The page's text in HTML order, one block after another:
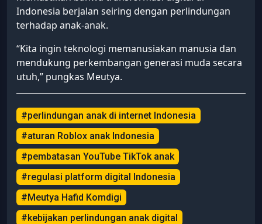
Indonesia berjalan seiring dengan perlindungan
terhadap anak-anak.
“Kita ingin teknologi memanusiakan manusia dan
mendukung perkembangan generasi muda secara
utuh,” pungkas Meutya.
#perlindungan anak di internet Indonesia
#aturan Roblox anak Indonesia
#pembatasan YouTube TikTok anak
#regulasi platform digital Indonesia
#Meutya Hafid Komdigi
#kebijakan perlindungan anak digital